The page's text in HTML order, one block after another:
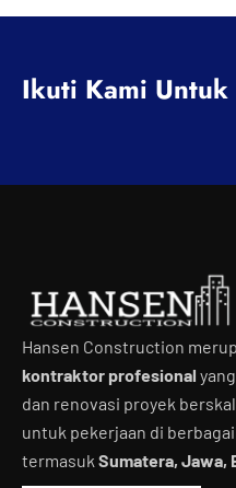
Ikuti Kami Untuk
Hansen Construction
kontraktor profesional
dan renovasi proyek
untuk pekerjaan di
termasuk Sumatera, Jawa,